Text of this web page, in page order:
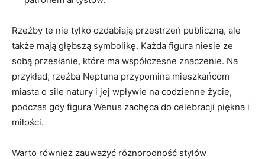
Rzeźby te nie tylko ozdabiają przestrzeń publiczną, ale
także mają głębszą symbolikę. Każda figura niesie ze
sobą przesłanie, które ma współczesne znaczenie. Na
przykład, rzeźba Neptuna przypomina mieszkańcom
miasta o sile natury i jej wpływie na codzienne życie,
podczas gdy figura Wenus zachęca do celebracji piękna i
miłości.
Warto również zauważyć różnorodność stylów